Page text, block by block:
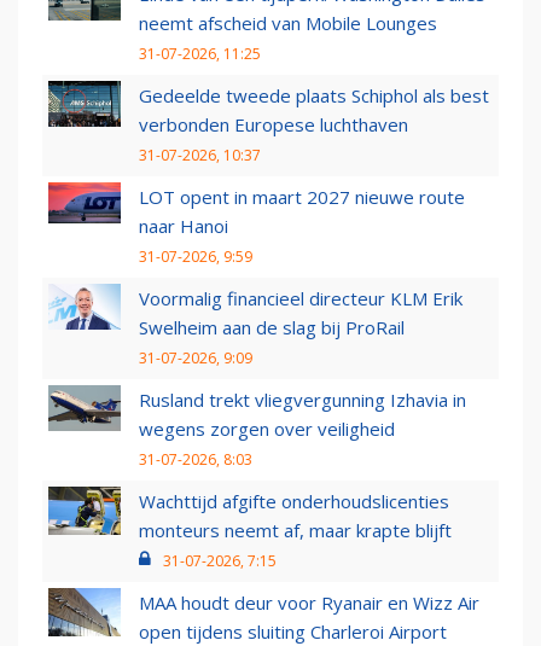
neemt afscheid van Mobile Lounges
31-07-2026, 11:25
Gedeelde tweede plaats Schiphol als best
verbonden Europese luchthaven
31-07-2026, 10:37
LOT opent in maart 2027 nieuwe route
naar Hanoi
31-07-2026, 9:59
Voormalig financieel directeur KLM Erik
Swelheim aan de slag bij ProRail
31-07-2026, 9:09
Rusland trekt vliegvergunning Izhavia in
wegens zorgen over veiligheid
31-07-2026, 8:03
Wachttijd afgifte onderhoudslicenties
monteurs neemt af, maar krapte blijft
31-07-2026, 7:15
MAA houdt deur voor Ryanair en Wizz Air
open tijdens sluiting Charleroi Airport